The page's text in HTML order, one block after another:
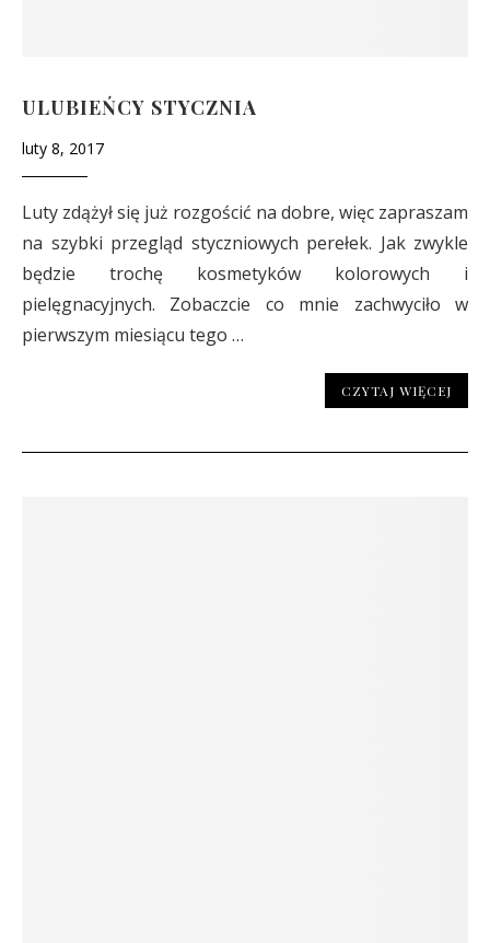
ULUBIEŃCY STYCZNIA
luty 8, 2017
Luty zdążył się już rozgościć na dobre, więc zapraszam
na szybki przegląd styczniowych perełek. Jak zwykle
będzie trochę kosmetyków kolorowych i
pielęgnacyjnych. Zobaczcie co mnie zachwyciło w
pierwszym miesiącu tego …
CZYTAJ WIĘCEJ